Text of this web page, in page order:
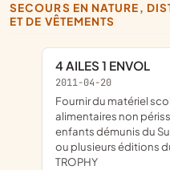
SECOURS EN NATURE, DISTRIBUTION DE NOURRITURE
ET DE VÊTEMENTS
4 AILES 1 ENVOL
2011-04-20
fournir du matériel scolaire et sportif, denrées
alimentaires non
enfants démunis du
ou plusieurs éditions
TROPHY